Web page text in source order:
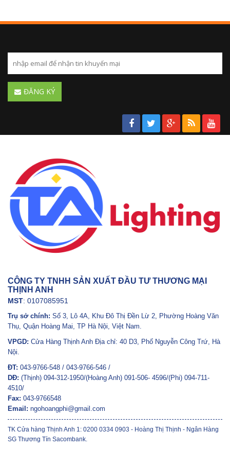
ĐĂNG KÝ
CÔNG TY TNHH SẢN XUẤT ĐẦU TƯ THƯƠNG MẠI
THỊNH ANH
MST: 0107085951
Trụ sở chính: Số 3, Lô 4A, Khu Đô Thị Đền Lừ 2, Phường Hoàng Văn
Thụ, Quận Hoàng Mai, TP Hà Nội, Việt Nam.
VPGD: Cửa Hàng Thịnh Anh Địa chỉ: 40 D3, Phố Nguyễn Công Trứ, Hà
Nội.
ĐT: 043-9766-548 / 043-9766-546 /
DĐ: (Thịnh) 094-312-1950/(Hoàng Anh) 091-506- 4596/(Phi) 094-711-
4510/
Fax: 043-9766548
Email: ngohoangphi@gmail.com
TK Cửa hàng Thịnh Anh 1: 0200 0334 0903 - Hoàng Thị Thịnh - Ngân Hàng
SG Thương Tín Sacombank.